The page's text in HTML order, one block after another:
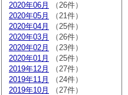
2020年06月
（26件）
2020年05月
（21件）
2020年04月
（25件）
2020年03月
（26件）
2020年02月
（23件）
2020年01月
（25件）
2019年12月
（27件）
2019年11月
（24件）
2019年10月
（27件）